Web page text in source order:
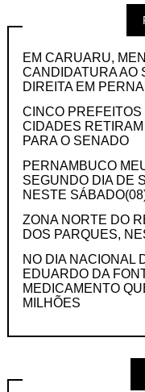
EM CARUARU,
CANDIDATURA AO
DIREITA EM
CINCO
CIDADES
PARA O SENADO
PERNAMBUCO
SEGUNDO DIA DE
NESTE
ZONA NORTE DO
DOS PARQUES,
NO DIA NACIONAL
EDUARDO DA
MEDICAMENTO
MILHÕES